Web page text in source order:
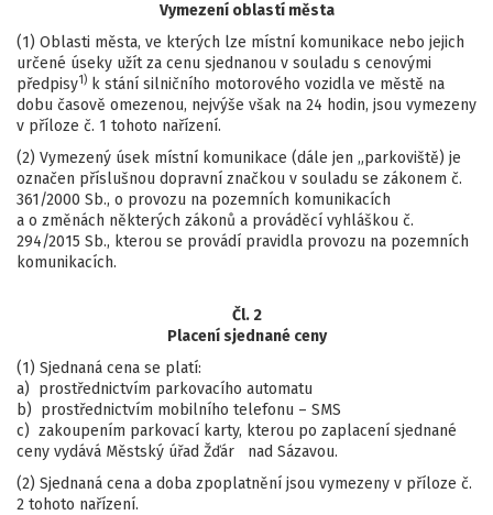
Vymezení oblastí města
(1) Oblasti města, ve kterých lze místní komunikace nebo jejich
určené úseky užít za cenu sjednanou v souladu s cenovými
předpisy1) k stání silničního motorového vozidla ve městě na
dobu časově omezenou, nejvýše však na 24 hodin, jsou vymezeny
v příloze č. 1 tohoto nařízení.
(2) Vymezený úsek místní komunikace (dále jen „parkoviště) je
označen příslušnou dopravní značkou v souladu se zákonem č.
361/2000 Sb., o provozu na pozemních komunikacích
a o změnách některých zákonů a prováděcí vyhláškou č.
294/2015 Sb., kterou se provádí pravidla provozu na pozemních
komunikacích.
Čl. 2
Placení sjednané ceny
(1) Sjednaná cena se platí:
a) prostřednictvím parkovacího automatu
b) prostřednictvím mobilního telefonu – SMS
c) zakoupením parkovací karty, kterou po zaplacení sjednané
ceny vydává Městský úřad Žďár nad Sázavou.
(2) Sjednaná cena a doba zpoplatnění jsou vymezeny v příloze č.
2 tohoto nařízení.